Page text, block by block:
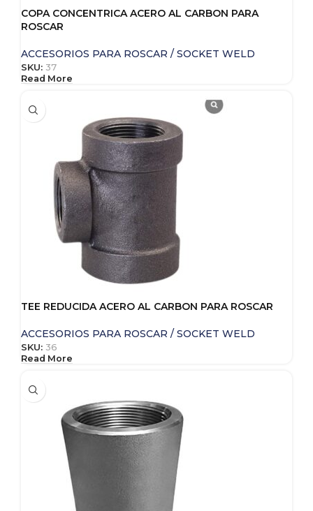
COPA CONCENTRICA ACERO AL CARBON PARA
ROSCAR
ACCESORIOS PARA ROSCAR / SOCKET WELD
SKU: 37
Read More
TEE REDUCIDA ACERO AL CARBON PARA ROSCAR
ACCESORIOS PARA ROSCAR / SOCKET WELD
SKU: 36
Read More